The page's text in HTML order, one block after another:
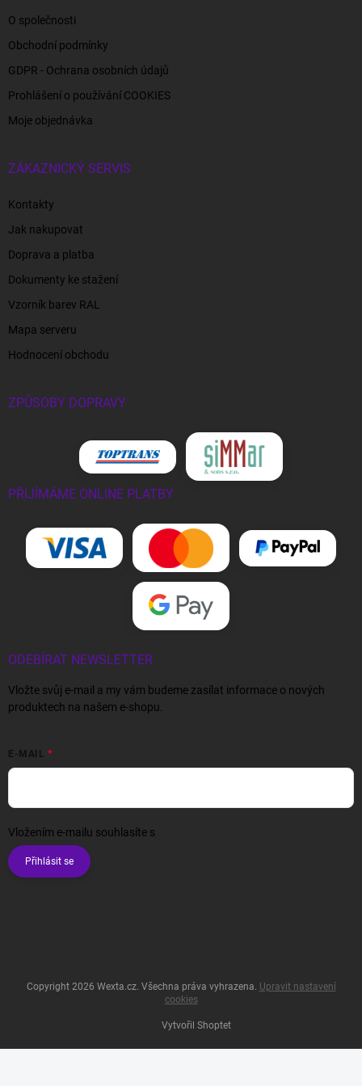
O společnosti
Obchodní podmínky
GDPR - Ochrana osobních údajů
Prohlášení o používání COOKIES
Moje objednávka
ZÁKAZNICKÝ SERVIS
Kontakty
Jak nakupovat
Doprava a platba
Dokumenty ke stažení
Vzorník barev RAL
Mapa serveru
Hodnocení obchodu
ZPŮSOBY DOPRAVY
PŘIJÍMÁME ONLINE PLATBY
ODEBÍRAT NEWSLETTER
Vložte svůj e-mail a my vám budeme zasílat informace o nových
produktech na našem e-shopu.
E-MAIL
Vložením e-mailu souhlasíte s
Přihlásit se
Vytvořil Shoptet
Copyright 2026 Wexta.cz. Všechna práva vyhrazena. Upravit nastavení
cookies